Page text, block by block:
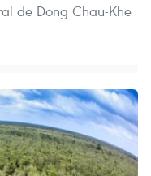
de Dong Chau-Khe